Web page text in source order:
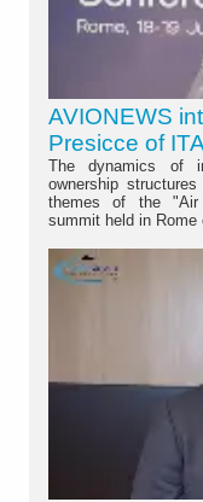
AVIONEWS
Presicce of
The dynamics of
ownership
themes of the "Air
summit held in Rome